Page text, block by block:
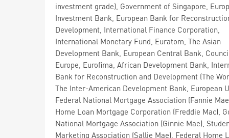
investment grade), Government of Singapore,
Investment Bank, European Bank for
Development, International Finance Corporation,
International Monetary Fund, Euratom, The Asian
Development Bank, European Central Bank,
Europe, Eurofima, African Development Bank,
Bank for Reconstruction and Development (The
The Inter-American Development Bank, European
Federal National Mortgage Association (Fannie
Home Loan Mortgage Corporation (Freddie Mac),
National Mortgage Association (Ginnie Mae),
Marketing Association (Sallie Mae), Federal Home